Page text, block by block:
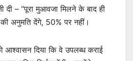
दी – “पूरा मुआवजा मिलने के बाद ही
अनुमति देंगे, 50% पर नहीं।
आश्वासन दिया कि वे उपलब्ध कराई